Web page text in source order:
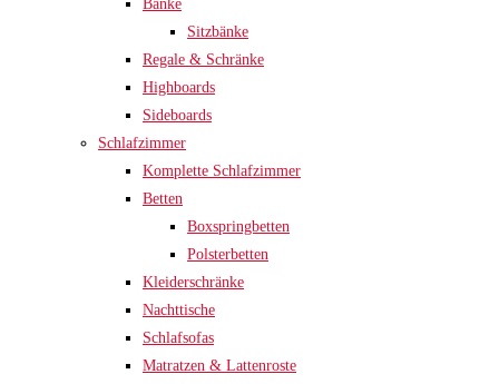
Bänke
Sitzbänke
Regale & Schränke
Highboards
Sideboards
Schlafzimmer
Komplette Schlafzimmer
Betten
Boxspringbetten
Polsterbetten
Kleiderschränke
Nachttische
Schlafsofas
Matratzen & Lattenroste